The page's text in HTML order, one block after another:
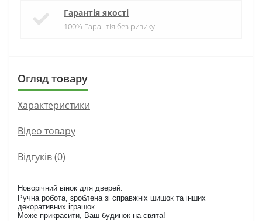
Гарантія якості
100% Гарантія без ризику
Огляд товару
Характеристики
Вiдео товару
Відгуків (0)
Новорічний вінок для дверей.
Ручна робота, зроблена зі справжніх шишок та інших
декоративних іграшок.
Може прикрасити, Ваш будинок на свята!